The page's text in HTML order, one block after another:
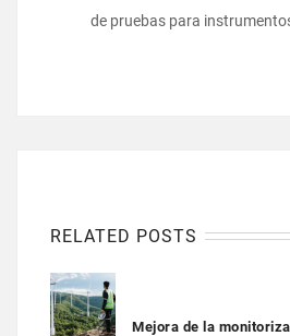
de pruebas para
RELATED POSTS
Mejora de la